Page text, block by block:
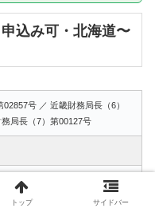
込み可・北海道〜
号 ／ 近畿財務局長（6）
局長（7）第00127号
トップ サイドバー